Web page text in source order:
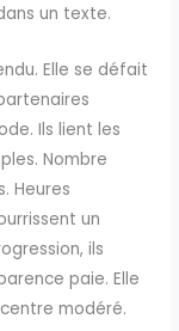
un texte.
Elle se défait
Ils lient les
Nombre
Heures
un
ils
paie. Elle
modéré.